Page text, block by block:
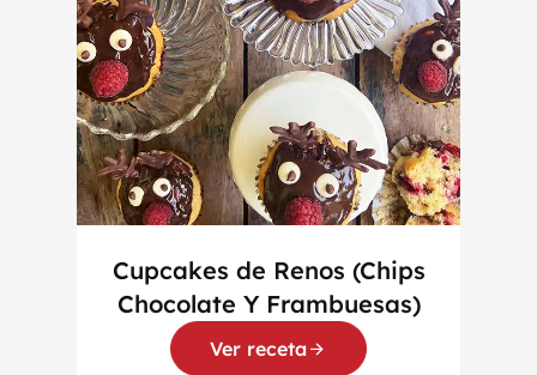
Cupcakes de Renos (Chips
Chocolate Y Frambuesas)
Ver receta